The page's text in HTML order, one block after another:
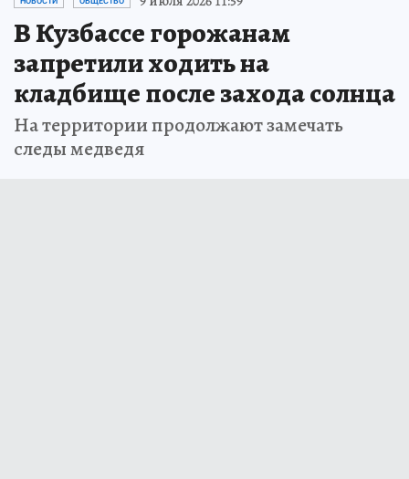
В Кузбассе горожанам
запретили ходить на
кладбище после захода солнца
На территории продолжают замечать
следы медведя